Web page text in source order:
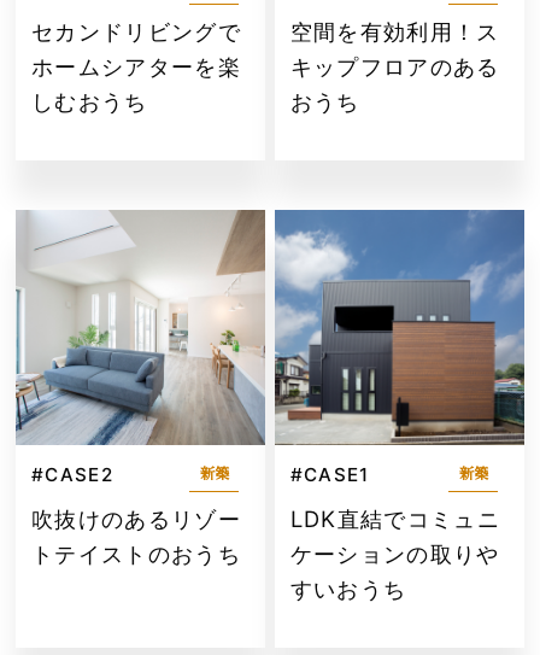
セカンドリビングで
ホームシアターを楽
しむおうち
空間を有効利用！ス
キップフロアのある
おうち
新築
#CASE2
吹抜けのあるリゾー
トテイストのおうち
新築
#CASE1
LDK直結でコミュニ
ケーションの取りや
すいおうち